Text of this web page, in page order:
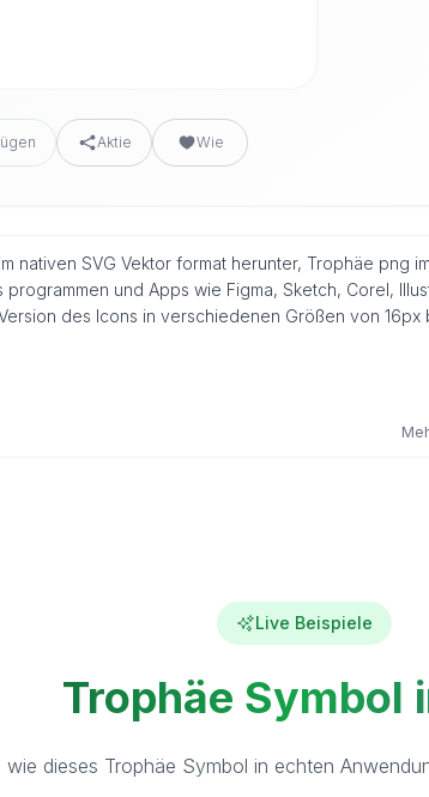
Aktie Wie
nativen SVG Vektor format herunter, Trophäe png
und Apps wie Figma, Sketch, Corel,
des Icons in verschiedenen Größen von 16px
Live Beispiele
Trophäe Symbol
wie dieses Trophäe Symbol in echten